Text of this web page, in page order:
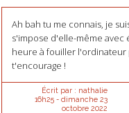
Ah bah tu me connais, je
s'impose d'elle-même avec
heure à fouiller l'ordinateur
t'encourage !
Écrit par : nathalie
16h25- dimanche 23
octobre 2022